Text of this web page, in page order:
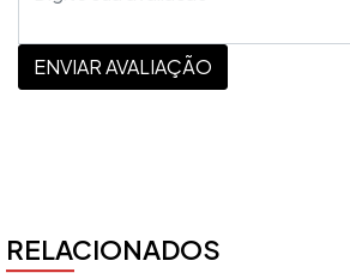
ENVIAR AVALIAÇÃO
RELACIONADOS